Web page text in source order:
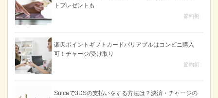
トプレゼントも
節約術
楽天ポイントギフトカードバリアブルはコンビニ購入
可！チャージ/受け取り
節約術
Suicaで3DSの支払いをする方法は？決済・チャージの